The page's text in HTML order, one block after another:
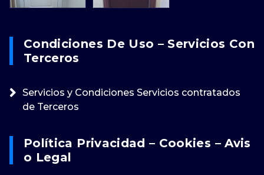
Condiciones De Uso – Servicios Con
Terceros
Servicios y Condiciones Servicios contratados
de Terceros
Política Privacidad – Cookies – Avis
O Legal